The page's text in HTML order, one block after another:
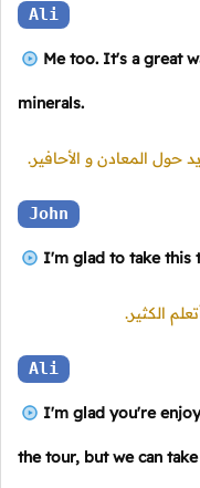
Ali
Me too. It's a great
minerals.
حول المعادن و الأحافير.
John
I'm glad to take this
الكثير.
Ali
I'm glad you're
the tour, but we can